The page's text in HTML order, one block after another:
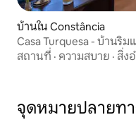
บ้านใน Constância
Casa Turquesa - บ้านริ
สถานที่ · ความสบาย · สิ่ง
จุดหมายปลายทา